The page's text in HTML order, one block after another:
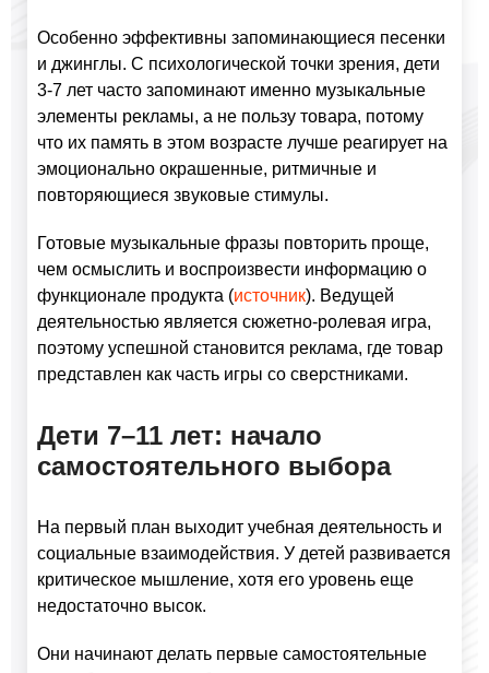
Особенно эффективны запоминающиеся песенки
и джинглы. С психологической точки зрения, дети
3-7 лет часто запоминают именно музыкальные
элементы рекламы, а не пользу товара, потому
что их память в этом возрасте лучше реагирует на
эмоционально окрашенные, ритмичные и
повторяющиеся звуковые стимулы.
Готовые музыкальные фразы повторить проще,
чем осмыслить и воспроизвести информацию о
функционале продукта (источник). Ведущей
деятельностью является сюжетно-ролевая игра,
поэтому успешной становится реклама, где товар
представлен как часть игры со сверстниками.
Дети 7–11 лет: начало
самостоятельного выбора
На первый план выходит учебная деятельность и
социальные взаимодействия. У детей развивается
критическое мышление, хотя его уровень еще
недостаточно высок.
Они начинают делать первые самостоятельные